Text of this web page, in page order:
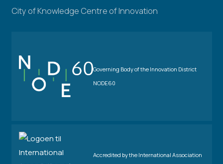
City of Knowledge Centre of Innovation
Governing Body of the Innovation District
NODE60
Accredited by the International Association